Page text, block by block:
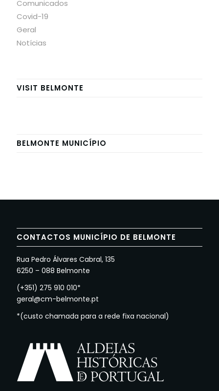
Comunicados
Covid-19
Geral
Notícias
VISIT BELMONTE
BELMONTE MUNICÍPIO
CONTACTOS MUNICÍPIO DE BELMONTE
Rua Pedro Álvares Cabral, 135
6250 – 088 Belmonte
(+351) 275 910 010*
geral@cm-belmonte.pt
*(custo chamada para a rede fixa nacional)